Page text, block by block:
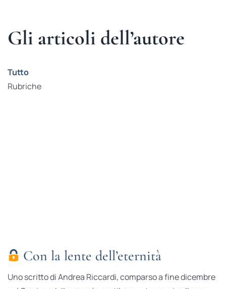
Gli articoli dell’autore
Tutto
Rubriche
Con la lente dell’eternità
Uno scritto di Andrea Riccardi, comparso a fine dicembre